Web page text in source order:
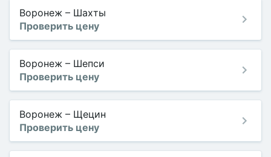
Воронеж – Шахты
Проверить цену
Воронеж – Шепси
Проверить цену
Воронеж – Щецин
Проверить цену